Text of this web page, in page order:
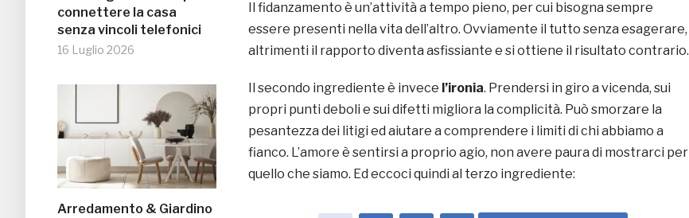
connettere la casa
senza vincoli telefonici
16 Luglio 2026
Arredamento & Giardino
Il fidanzamento è un’attività a tempo pieno, per cui bisogna sempre
essere presenti nella vita dell’altro. Ovviamente il tutto senza esagerare,
altrimenti il rapporto diventa asfissiante e si ottiene il risultato contrario.
Il secondo ingrediente è invece l’ironia. Prendersi in giro a vicenda, sui
propri punti deboli e sui difetti migliora la complicità. Può smorzare la
pesantezza dei litigi ed aiutare a comprendere i limiti di chi abbiamo a
fianco. L’amore è sentirsi a proprio agio, non avere paura di mostrarci per
quello che siamo. Ed eccoci quindi al terzo ingrediente: